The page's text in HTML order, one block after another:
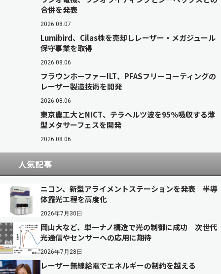
合併を発表
2026.08.07
Lumibird、Cilas株を売却しレーザー・メガジュール
保守事業を取得
2026.08.06
フラウンホーファーILT、PFASフリーコーティングの
レーザー製造技術を開発
2026.08.06
東京農工大とNICT、テラヘルツ波を95％吸収する薄
型メタサーフェスを開発
2026.08.06
人気記事
ニコン、新型アライメントステーションを発表 半導
体露光工程を高度化
2026年7月30日
岡山大など、単一ナノ構造で光の制御に成功 次世代
光通信やセンサーへの応用に期待
2026年7月28日
レーザー無線給電でエネルギーの制約を越える